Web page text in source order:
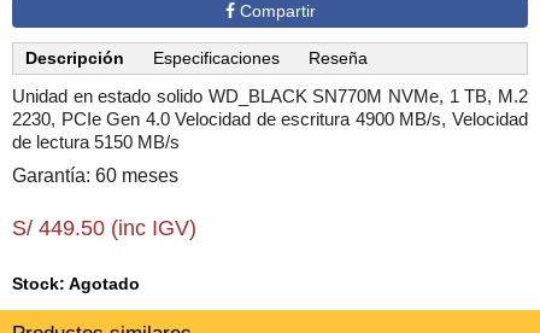
Compartir
Descripción Especificaciones Reseña
Unidad en estado solido WD_BLACK SN770M NVMe, 1 TB, M.2
2230, PCIe Gen 4.0 Velocidad de escritura 4900 MB/s, Velocidad
de lectura 5150 MB/s
Garantía: 60 meses
S/ 449.50 (inc IGV)
Stock: Agotado